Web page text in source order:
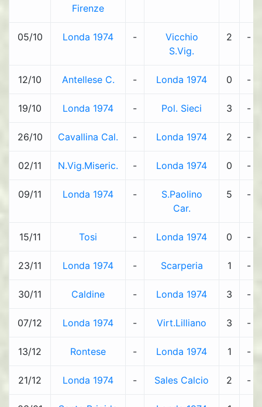
Firenze
05/10 Londa 1974 -
Vicchio
S.Vig.
2 -
12/10 Antellese C. - Londa 1974 0 -
19/10 Londa 1974 - Pol. Sieci 3 -
26/10 Cavallina Cal. - Londa 1974 2 -
02/11 N.Vig.Miseric. - Londa 1974 0 -
09/11 Londa 1974 -
S.Paolino
Car.
5 -
15/11 Tosi - Londa 1974 0 -
23/11 Londa 1974 - Scarperia 1 -
30/11 Caldine - Londa 1974 3 -
07/12 Londa 1974 - Virt.Lilliano 3 -
13/12 Rontese - Londa 1974 1 -
21/12 Londa 1974 - Sales Calcio 2 -